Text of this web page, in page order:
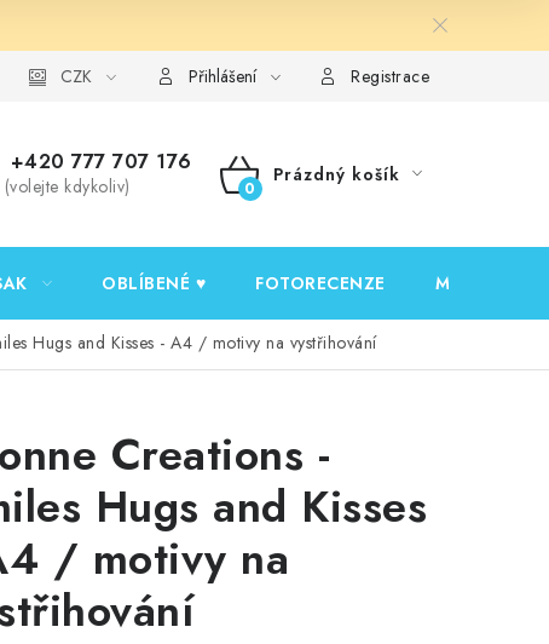
ochrany osobních údajů Ověřování recenzí
CZK Přihlášení Registrace
+420 777 707 176
(volejte kdykoliv)
NÁKUPNÍ
Prázdný košík
OBLÍBENÉ ♥️ FOTORECENZE MOJE
Hugs and Kisses - A4 / motivy na vystřihování
Creations -
Hugs and Kisses
/ motivy na